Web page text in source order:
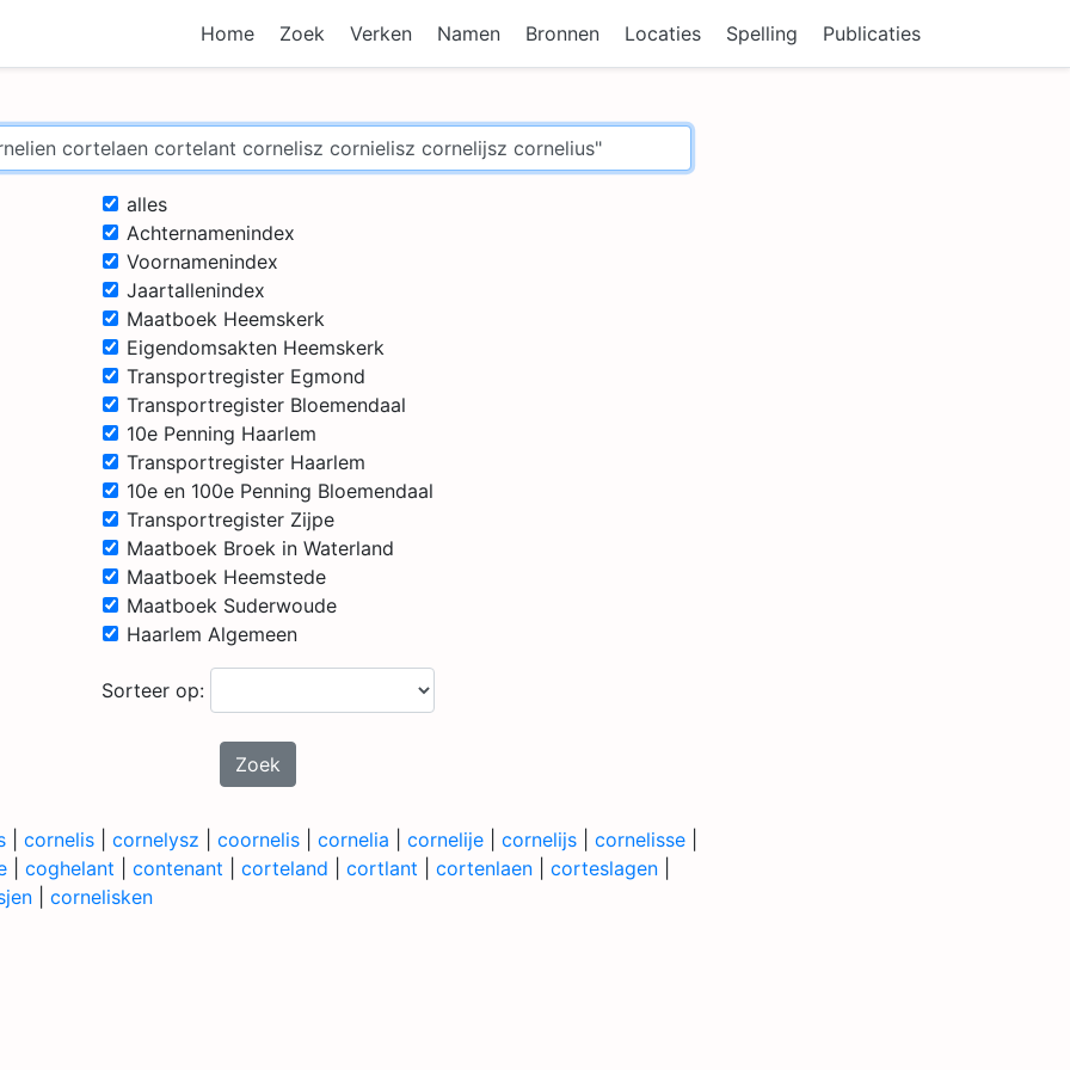
Home Zoek Verken Namen Bronnen Locaties Spelling Publicaties
alles
Achternamenindex
Voornamenindex
Jaartallenindex
Maatboek Heemskerk
Eigendomsakten Heemskerk
Transportregister Egmond
Transportregister Bloemendaal
10e Penning Haarlem
Transportregister Haarlem
10e en 100e Penning Bloemendaal
Transportregister Zijpe
Maatboek Broek in Waterland
Maatboek Heemstede
Maatboek Suderwoude
Haarlem Algemeen
Sorteer op:
Zoek
cornelis cornelysz coornelis cornelia cornelije cornelijs cornelisse
coghelant contenant corteland cortlant cortenlaen corteslagen
cornelisken